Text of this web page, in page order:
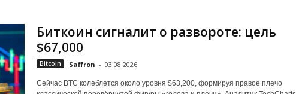
Биткоин сигналит о развороте: цель
$67,000
Bitcoin Saffron - 03.08.2026
Сейчас BTC колеблется около уровня $63,200, ​​формируя правое плечо